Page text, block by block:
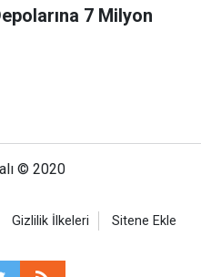
7 Milyon
© 2020
Gizlilik İlkeleri Sitene Ekle